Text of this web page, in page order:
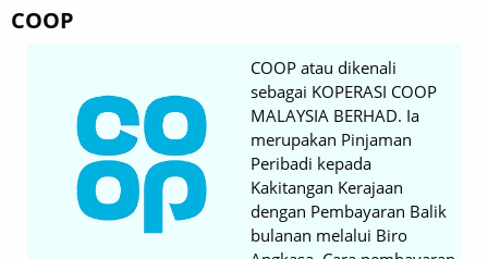
COOP
COOP atau dikenali
sebagai KOPERASI COOP
MALAYSIA BERHAD. Ia
merupakan Pinjaman
Peribadi kepada
Kakitangan Kerajaan
dengan Pembayaran Balik
bulanan melalui Biro